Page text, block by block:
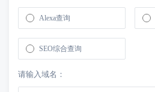
Alexa查询
SEO综合查询
请输入域名：